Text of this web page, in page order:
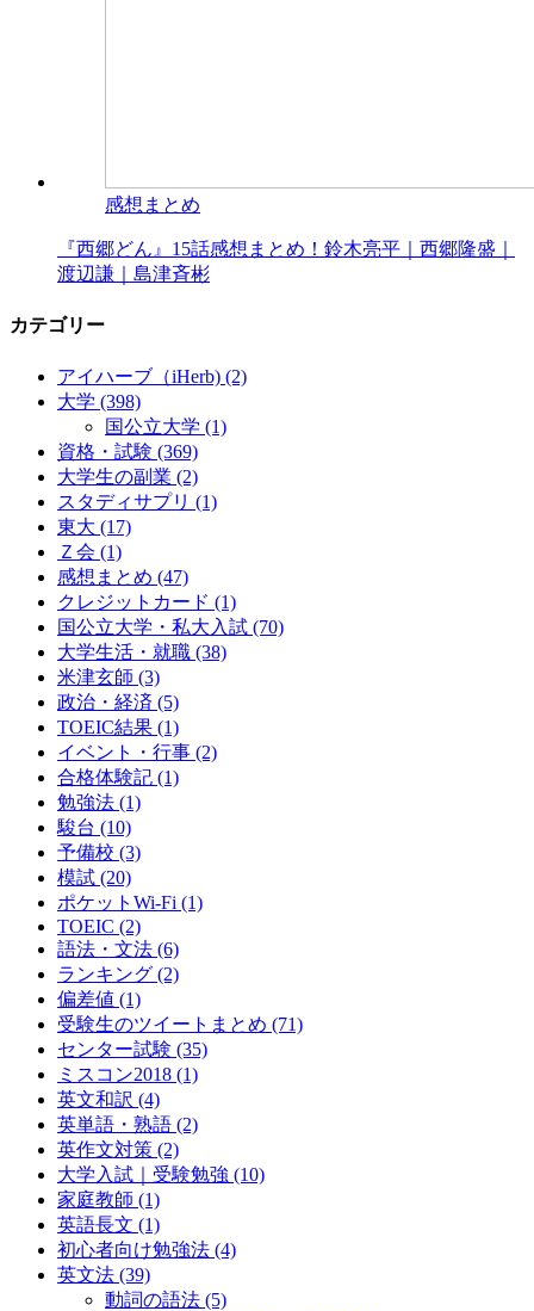
感想まとめ
『西郷どん‬』15話感想まとめ！鈴木亮平‬｜西郷隆盛‬｜‪
渡辺謙‬｜島津斉彬‬‬
カテゴリー
アイハーブ（iHerb) (2)
大学 (398)
国公立大学 (1)
資格・試験 (369)
大学生の副業 (2)
スタディサプリ (1)
東大 (17)
Ｚ会 (1)
感想まとめ (47)
クレジットカード (1)
国公立大学・私大入試 (70)
大学生活・就職 (38)
米津玄師 (3)
政治・経済 (5)
TOEIC結果 (1)
イベント・行事 (2)
合格体験記 (1)
勉強法 (1)
駿台 (10)
予備校 (3)
模試 (20)
ポケットWi-Fi (1)
TOEIC (2)
語法・文法 (6)
ランキング (2)
偏差値 (1)
受験生のツイートまとめ (71)
センター試験 (35)
ミスコン2018 (1)
英文和訳 (4)
英単語・熟語 (2)
英作文対策 (2)
大学入試｜受験勉強 (10)
家庭教師 (1)
英語長文 (1)
初心者向け勉強法 (4)
英文法 (39)
動詞の語法 (5)